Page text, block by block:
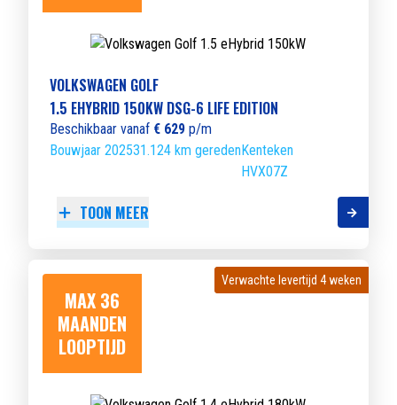
VOLKSWAGEN GOLF
1.5 EHYBRID 150KW DSG-6 LIFE EDITION
Beschikbaar vanaf € 629 p/m
Bouwjaar 202531.124 km geredenKenteken
HVX07Z
TOON MEER
MAX 36
MAANDEN
LOOPTIJD
Verwachte levertijd 4 weken
Verwachte levertijd 4 weken